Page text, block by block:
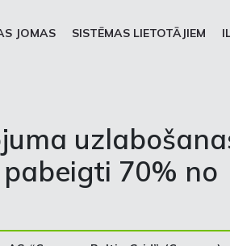
JOMAS SISTĒMAS LIETOTĀJIEM
70% no